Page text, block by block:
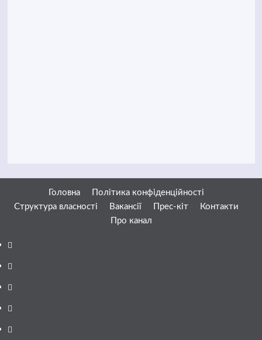
Головна
Політика конфіденційності
Структура власності
Вакансії Прес-кіт
Контакти
Про канал
Facebook
YouTube
Telegram
Instagram
Twitter